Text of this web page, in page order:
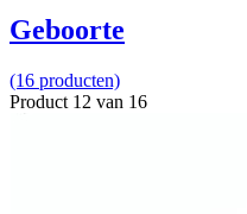
Geboorte
(16 producten)
Product 12 van 16